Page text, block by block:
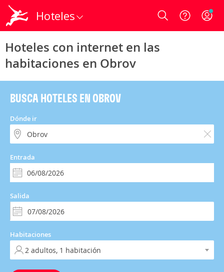
Hoteles Login
Hoteles con internet en las
habitaciones en Obrov
BUSCA HOTELES EN OBROV
Dónde ir
Entrada
Salida
Habitaciones